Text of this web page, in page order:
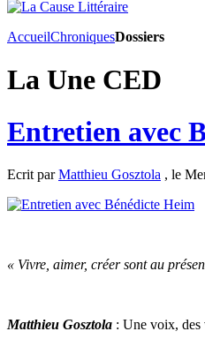
AccueilChroniquesDossiers
La Une CED
Entretien avec
Ecrit parMatthieu Gosztola , le
« Vivre, aimer, créer sont au
Matthieu Gosztola : Une voix,